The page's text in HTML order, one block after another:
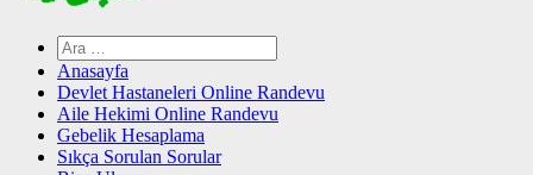
Arama:
Anasayfa
Devlet Hastaneleri Online Randevu
Aile Hekimi Online Randevu
Gebelik Hesaplama
Sıkça Sorulan Sorular